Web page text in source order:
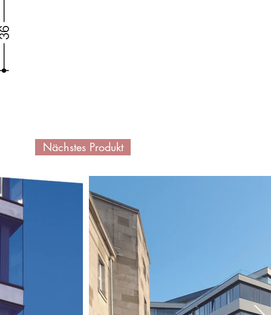
Nächstes Produkt